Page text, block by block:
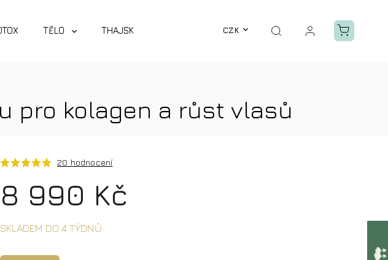
CZK
TĚLO THAJSKÝ ZÁZRAK BALZÁMY GUASHA VÝPRODEJ
pro kolagen a růst vlasů
20 hodnocení
8 990 Kč
SKLADEM DO 4 TÝDNŮ